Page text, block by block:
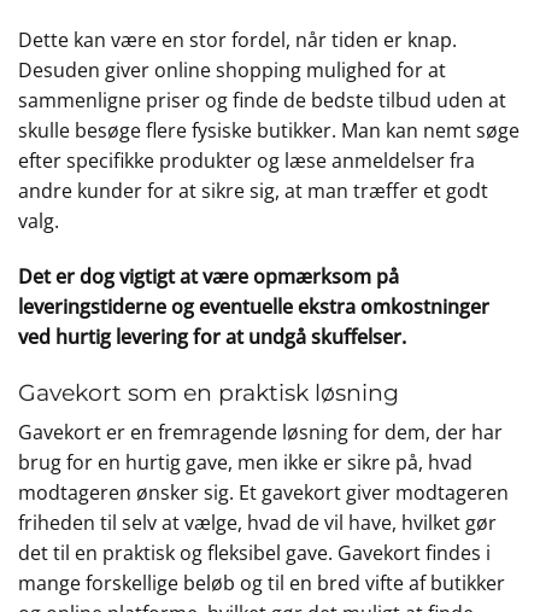
Dette kan være en stor fordel, når tiden er knap.
Desuden giver online shopping mulighed for at
sammenligne priser og finde de bedste tilbud uden at
skulle besøge flere fysiske butikker. Man kan nemt søge
efter specifikke produkter og læse anmeldelser fra
andre kunder for at sikre sig, at man træffer et godt
valg.
Det er dog vigtigt at være opmærksom på
leveringstiderne og eventuelle ekstra omkostninger
ved hurtig levering for at undgå skuffelser.
Gavekort som en praktisk løsning
Gavekort er en fremragende løsning for dem, der har
brug for en hurtig gave, men ikke er sikre på, hvad
modtageren ønsker sig. Et gavekort giver modtageren
friheden til selv at vælge, hvad de vil have, hvilket gør
det til en praktisk og fleksibel gave. Gavekort findes i
mange forskellige beløb og til en bred vifte af butikker